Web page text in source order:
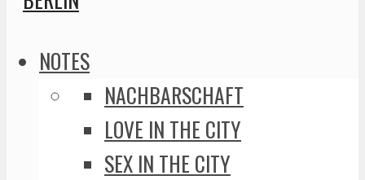
NOTES
NACHBARSCHAFT
LOVE IN THE CITY
SEX IN THE CITY